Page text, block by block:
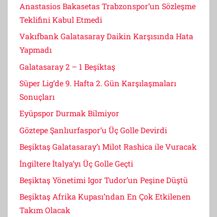
Anastasios Bakasetas Trabzonspor’un Sözleşme
Teklifini Kabul Etmedi
Vakıfbank Galatasaray Daikin Karşısında Hata
Yapmadı
Galatasaray 2 – 1 Beşiktaş
Süper Lig’de 9. Hafta 2. Gün Karşılaşmaları
Sonuçları
Eyüpspor Durmak Bilmiyor
Göztepe Şanlıurfaspor’u Üç Golle Devirdi
Beşiktaş Galatasaray’ı Milot Rashica ile Vuracak
İngiltere İtalya’yı Üç Golle Geçti
Beşiktaş Yönetimi Igor Tudor’un Peşine Düştü
Beşiktaş Afrika Kupası’ndan En Çok Etkilenen
Takım Olacak